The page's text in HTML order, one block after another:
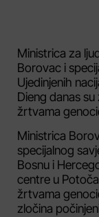
Ministrica za
Borovac i
Ujedinjenih
Dieng danas
žrtvama
Ministrica
specijalnog
Bosnu i
centre u
žrtvama
zločina